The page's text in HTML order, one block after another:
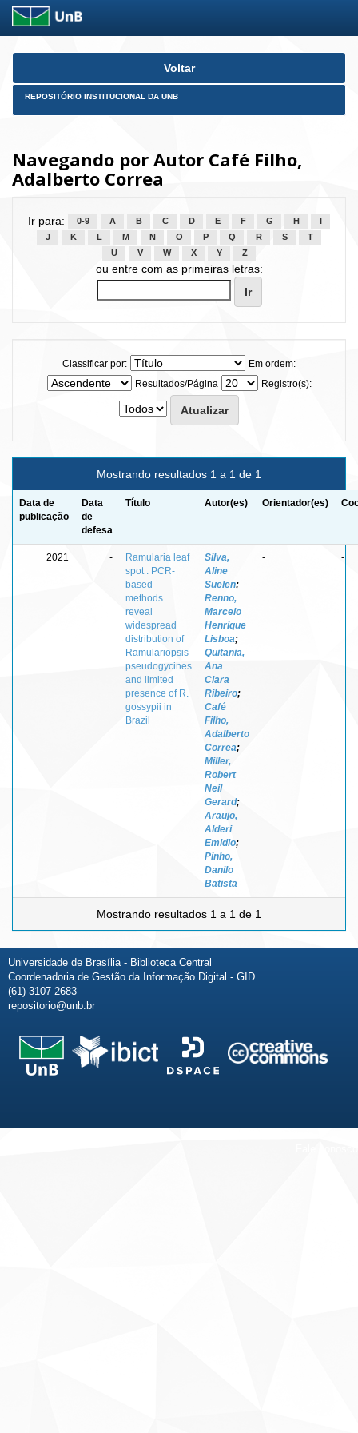
Skip
Voltar
REPOSITÓRIO INSTITUCIONAL DA UNB
Navegando por Autor Café Filho,
Adalberto Correa
Ir para: 0-9 A B C D E F G H
J
K L M N O P Q R S
T
U
V W X Y Z
ou entre com as primeiras letras:
Classificar por:
Em ordem:
Resultados/Página
Registro(s):
Mostrando resultados 1 a 1 de 1
Data de
publicação
Data
de
defesa
Título Autor(es) Orientador(es)
2021 -
Ramularia leaf
spot : PCR-
based
methods
reveal
widespread
distribution of
Ramulariopsis
pseudogycines
and limited
presence of R.
gossypii in
Brazil
Silva,
Aline
Suelen;
Renno,
Marcelo
Henrique
Lisboa;
Quitania,
Ana
Clara
Ribeiro;
Café
Filho,
Adalberto
Correa;
Miller,
Robert
Neil
Gerard;
Araujo,
Alderi
Emidio;
Pinho,
Danilo
Batista
- -
Mostrando resultados 1 a 1 de 1
Universidade de Brasília - Biblioteca Central
Coordenadoria de Gestão da Informação Digital - GID
(61) 3107-2683
repositorio@unb.br